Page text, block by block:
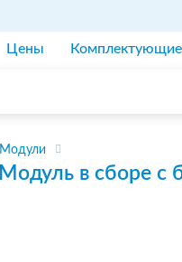
Цены Комплектующие
Модули
Модуль в сборе с